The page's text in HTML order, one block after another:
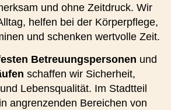
und ohne Zeitdruck. Wir
helfen bei der Körperpflege,
und schenken wertvolle Zeit.
Betreuungspersonen und
schaffen wir Sicherheit,
Lebensqualität. Im Stadtteil
angrenzenden Bereichen von